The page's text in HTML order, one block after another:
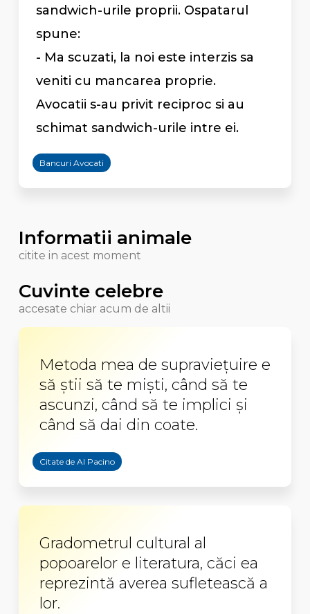
sandwich-urile proprii. Ospatarul
spune:
- Ma scuzati, la noi este interzis sa
veniti cu mancarea proprie.
Avocatii s-au privit reciproc si au
schimat sandwich-urile intre ei.
Bancuri Avocati
Informatii animale
citite in acest moment
Cuvinte celebre
accesate chiar acum de altii
Metoda mea de supravieţuire e
să ştii să te mişti, când să te
ascunzi, când să te implici şi
când să dai din coate.
Citate de Al Pacino
Gradometrul cultural al
popoarelor e literatura, căci ea
reprezintă averea sufletească a
lor.